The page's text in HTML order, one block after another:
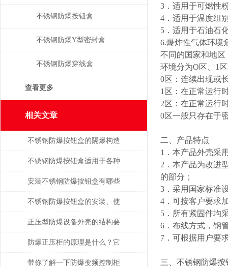
3．适用于可燃性
4．适用于温度组
5．适用于石油石
6.爆炸性气体环境
不同的国家和地
环境分为O区、1
0区：连续出现或
1区：在正常运行
2区：在正常运行
0区一般只存在于
二、产品特点
1．本产品外壳采
2．本产品为改进
的部分；
3．采用国家标准
4．可按客户要求
5．所有紧固件均
6．布线方式，钢
7．可根据用户要
三、不锈钢防爆
不锈钢防爆按钮盒
不锈钢防爆Y型密封盒
不锈钢防爆穿线盒
查看更多
相关文章
不锈钢防爆按钮盒的隔爆构造
与危化工况应用技术探析
不锈钢防爆按钮盒适用于各种
易燃易爆环境
安装不锈钢防爆按钮盒有哪些
操作？
不锈钢防爆按钮盒的安装、使
用与维修
正压型防爆设备外壳的结构要
求
防爆正压柜的原理是什么？它
具备哪些优点？
带你了解一下防爆变频控制柜